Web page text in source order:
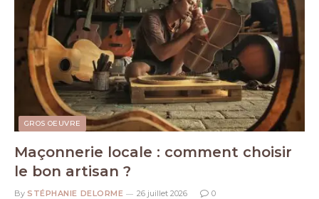
GROS OEUVRE
Maçonnerie locale : comment choisir
le bon artisan ?
By STÉPHANIE DELORME 26 juillet 2026 0